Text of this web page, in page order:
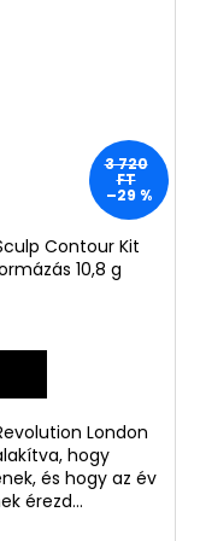
3 720
FT
–29 %
Contour Kit
10,8 g
London
hogy
és hogy az év
érezd...